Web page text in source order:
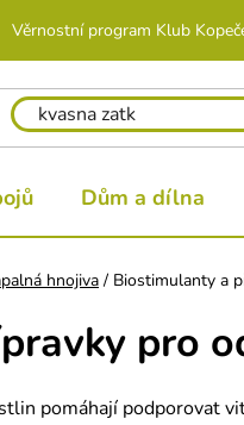
Věrnostní program Klub
Dům a dílna
hnojiva / Biostimulanty a
pro
pomáhají podporovat